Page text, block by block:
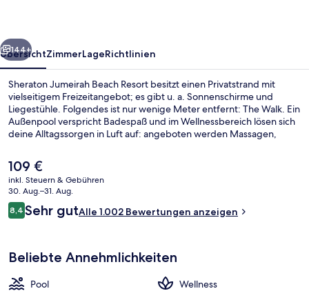
Weiter
144+
ÜbersichtZimmerLageRichtlinien
Sheraton Jumeirah Beach Resort besitzt einen Privatstrand mit
vielseitigem Freizeitangebot; es gibt u. a. Sonnenschirme und
Liegestühle. Folgendes ist nur wenige Meter entfernt: The Walk. Ein
Außenpool verspricht Badespaß und im Wellnessbereich lösen sich
deine Alltagssorgen in Luft auf: angeboten werden Massagen,
internationale Küche spezialisiert und zum Mittagessen und
Abendessen geöffnet. Dank Bar vor Ort kannst du den Tag
gemütlich ausklingen lassen. Weitere Highlights wie eine Poolbar,
ein Fitnessbereich (rund um die Uhr geöffnet) und
Fitnessmöglichkeiten sprechen für dieses Hotel im luxuriösen Stil.
Andere Reisende lieben das hilfsbereite Personal. Die öffentlichen
Gehminuten.
Der
aktuelle
Preis
beträgt
109 €.
109 €
inkl. Steuern & Gebühren
30. Aug.–31. Aug.
Bewertungen
8,48,4 von 10.
Sehr gutAlle 1.002 Bewertungen anzeigen
Beliebte Annehmlichkeiten
Pool
Wellness